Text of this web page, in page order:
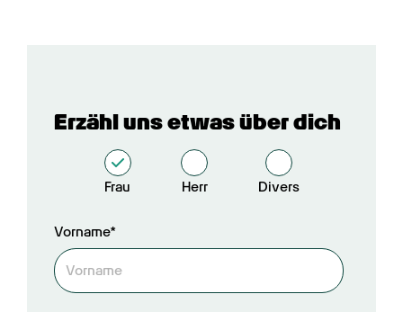
Erzähl uns etwas über dich
Frau Herr Divers
Vorname*